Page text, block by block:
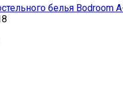
белья Bodroom